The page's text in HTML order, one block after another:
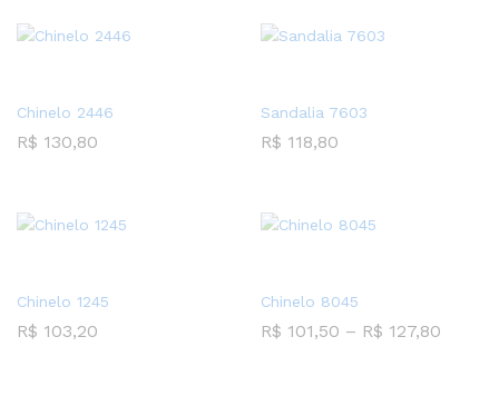
Chinelo 2446
R$ 130,80
Sandalia 7603
R$ 118,80
Chinelo 1245
R$ 103,20
Chinelo 8045
R$ 101,50 – R$ 127,80